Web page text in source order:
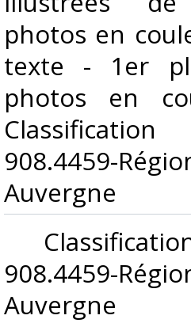
photos en
texte - 1er
photos en
908.4459-
Auvergne‎
908.4459-
Auvergne‎